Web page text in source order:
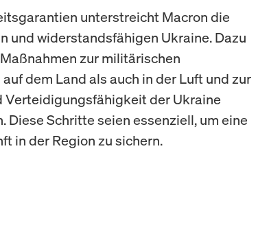
unterstreicht Macron die
und widerstandsfähigen Ukraine. Dazu
zur militärischen
dem Land als auch in der Luft und zur
Verteidigungsfähigkeit der Ukraine
Schritte seien essenziell, um eine
in der Region zu sichern.